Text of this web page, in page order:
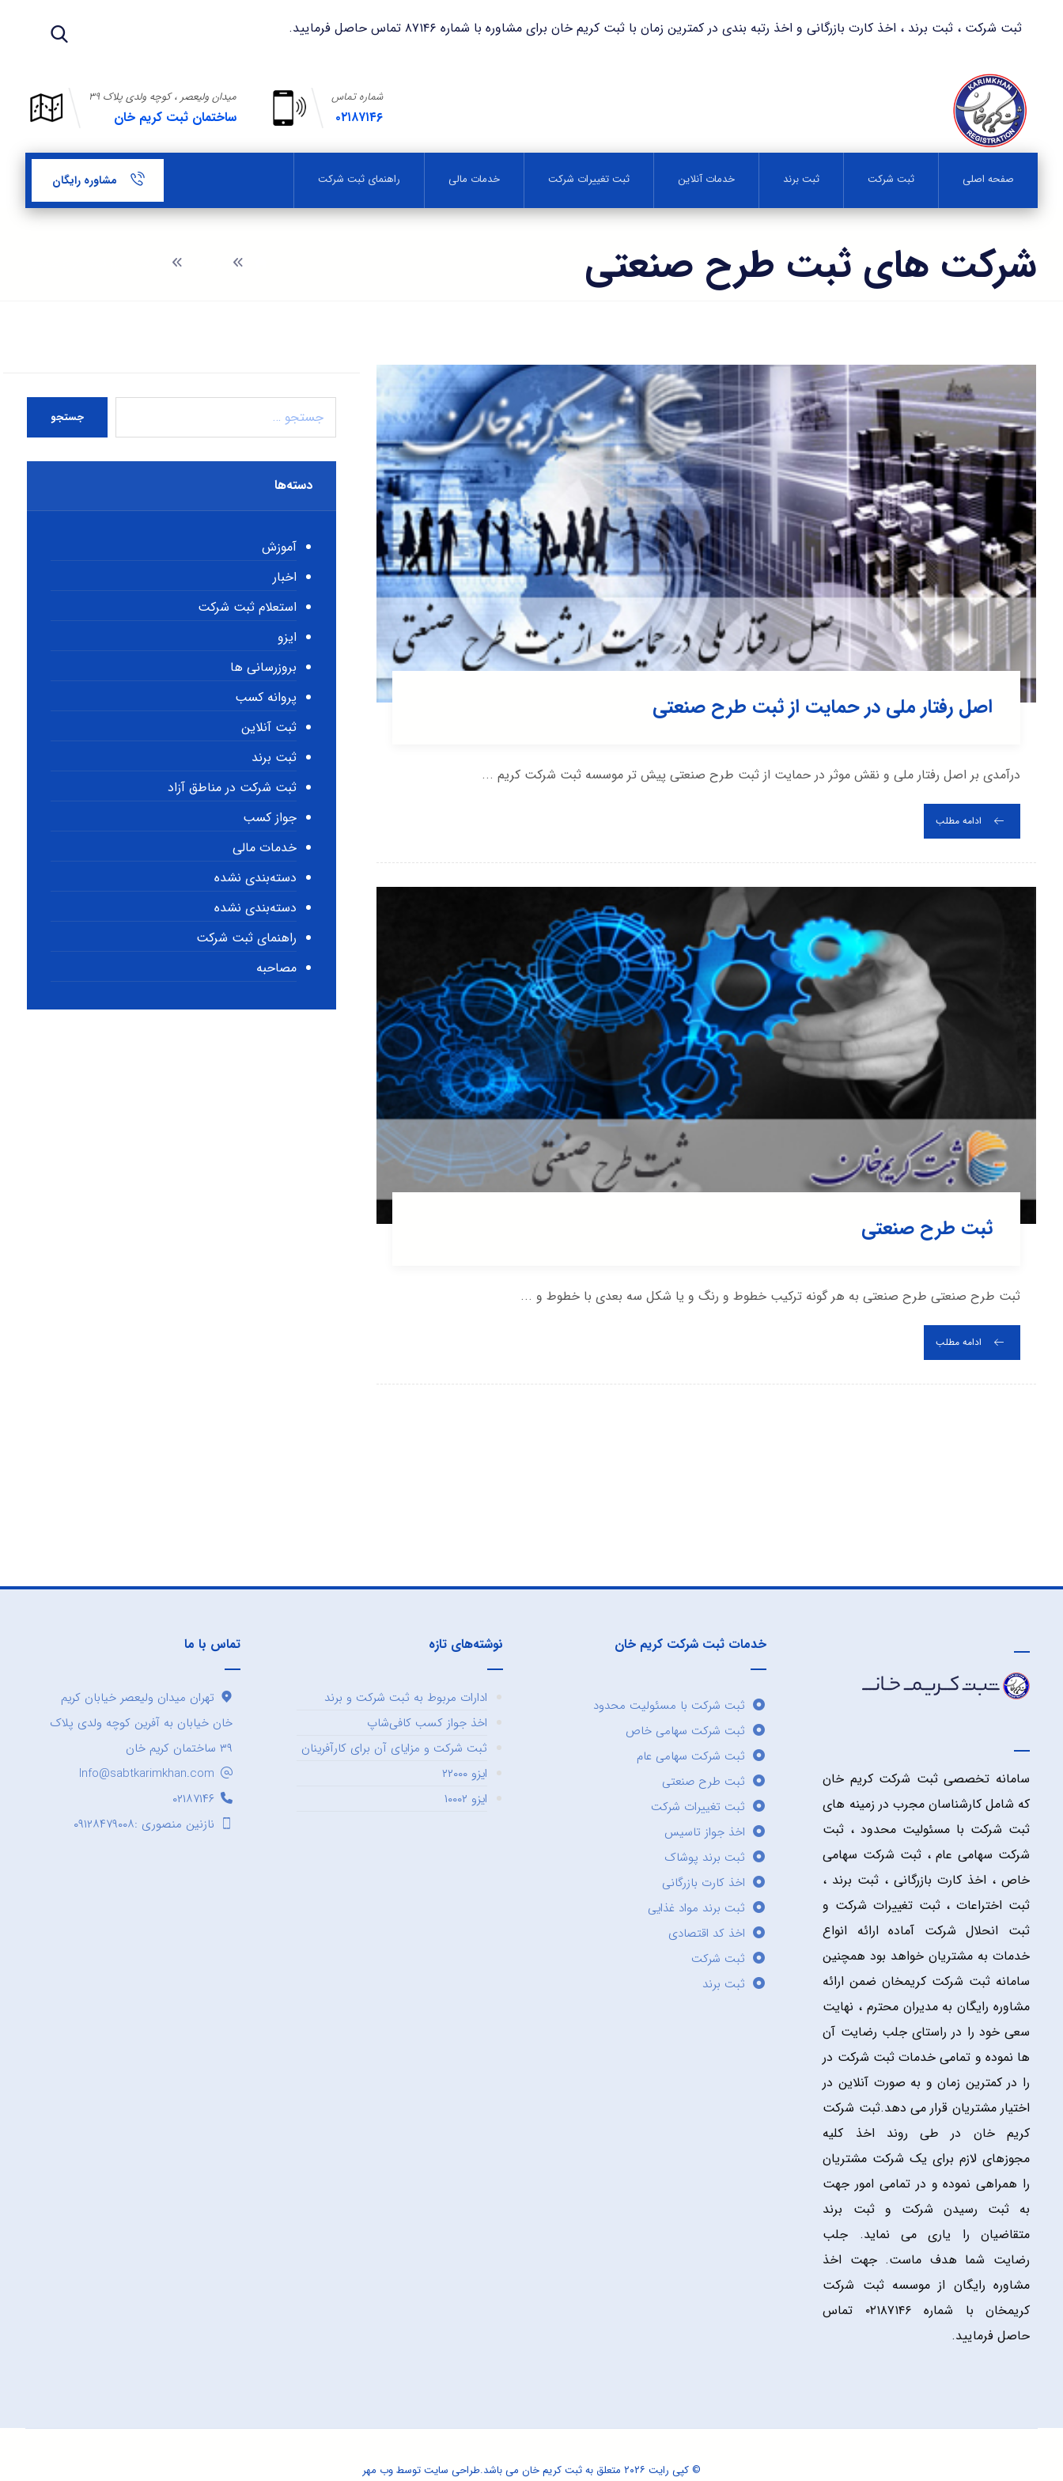
ثبت شرکت ، ثبت برند ، اخذ کارت بازرگانی و اخذ رتبه بندی در کمترین زمان با ثبت کریم خان برای مشاوره با شماره ۸۷۱۴۶ تماس حاصل فرمایید.
میدان ولیعصر ، کوچه ولدی پلاک ۳۹
ساختمان ثبت کریم خان
شماره تماس
۰۲۱۸۷۱۴۶
صفحه اصلی ثبت شرکت ثبت برند خدمات آنلاین ثبت تغییرات شرکت خدمات مالی راهنمای ثبت شرکت مشاوره رایگان
شرکت های ثبت طرح صنعتی
اصل رفتار ملی در حمایت از ثبت طرح صنعتی
درآمدی بر اصل رفتار ملی و نقش موثر در حمایت از ثبت طرح صنعتی پیش تر موسسه ثبت شرکت کریم ...
ادامه مطلب
ثبت طرح صنعتی
ثبت طرح صنعتی طرح صنعتی به هر گونه ترکیب خطوط و رنگ و یا شکل سه بعدی با خطوط و ...
ادامه مطلب
جستجو
دسته‌ها
آموزش
اخبار
استعلام ثبت شرکت
ایزو
بروزرسانی ها
پروانه کسب
ثبت آنلاین
ثبت برند
ثبت شرکت در مناطق آزاد
جواز کسب
خدمات مالی
دسته‌بندی نشده
دسته‌بندی نشده
راهنمای ثبت شرکت
مصاحبه
سامانه تخصصی ثبت شرکت کریم خان
که شامل کارشناسان مجرب در زمینه های
ثبت شرکت با مسئولیت محدود ، ثبت
شرکت سهامی عام ، ثبت شرکت سهامی
خاص ، اخذ کارت بازرگانی ، ثبت برند ،
ثبت اختراعات ، ثبت تغییرات شرکت و
ثبت انحلال شرکت آماده ارائه انواع
خدمات به مشتریان خواهد بود همچنین
سامانه ثبت شرکت کریمخان ضمن ارائه
مشاوره رایگان به مدیران محترم ، نهایت
سعی خود را در راستای جلب رضایت آن
ها نموده و تمامی خدمات ثبت شرکت در
را در کمترین زمان و به صورت آنلاین در
اختیار مشتریان قرار می دهد.ثبت شرکت
کریم خان در طی روند اخذ کلیه
مجوزهای لازم برای یک شرکت مشتریان
را همراهی نموده و در تمامی امور جهت
به ثبت رسیدن شرکت و ثبت برند
متقاضیان را یاری می نماید. جلب
رضایت شما هدف ماست. جهت اخذ
مشاوره رایگان از موسسه ثبت شرکت
کریمخان با شماره ۰۲۱۸۷۱۴۶ تماس
حاصل فرمایید.
خدمات ثبت شرکت کریم خان
ثبت شرکت با مسئولیت محدود
ثبت شرکت سهامی خاص
ثبت شرکت سهامی عام
ثبت طرح صنعتی
ثبت تغییرات شرکت
اخذ جواز تاسیس
ثبت برند پوشاک
اخذ کارت بازرگانی
ثبت برند مواد غذایی
اخذ کد اقتصادی
ثبت شرکت
ثبت برند
نوشته‌های تازه
ادارات مربوط به ثبت شرکت و برند
اخذ جواز کسب کافی‌شاپ
ثبت شرکت و مزایای آن برای کارآفرینان
ایزو ۲۲۰۰۰
ایزو ۱۰۰۰۲
تماس با ما
تهران میدان ولیعصر خیابان کریم
خان خیابان به آفرین کوچه ولدی پلاک
۳۹ ساختمان کریم خان
Info@sabtkarimkhan.com
۰۲۱۸۷۱۴۶
نازنین منصوری :۰۹۱۲۸۴۷۹۰۰۸
© کپی رایت ۲۰۲۶ متعلق به ثبت کریم خان می باشد. طراحی سایتتوسط وب مهر